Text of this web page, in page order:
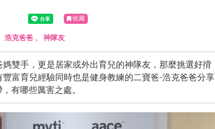
收藏
浩克爸爸、 神隊友
雙手，更是居家或外出育兒的神隊友，那麼挑選好揹
富育兒經驗同時也是健身教練的二寶爸-浩克爸爸分享
有哪些厲害之處。